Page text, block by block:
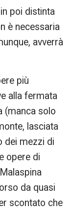
poi distinta
è necessaria
avverrà
più
alla fermata
(manca solo
lasciata
dei mezzi di
opere di
da quasi
scontato che